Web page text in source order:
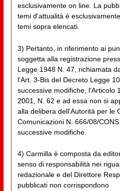
esclusivamente on line. La
temi d'attualità è
temi sopra elencati.
3) Pertanto, in riferimento ai
soggetta alla registrazione
Legge 1948 N. 47, richiamata
l’Art. 3-Bis del Decreto Legge
successive modifiche, l’Articolo
2001, N. 62 e ad essa non si
alla delibera dell'Autorità per le
Comunicazioni N. 666/08/
successive modifiche.
4) Carmilla è composta da
senso di responsabilità nei
redazionale e del Direttore
pubblicati non corrispondono